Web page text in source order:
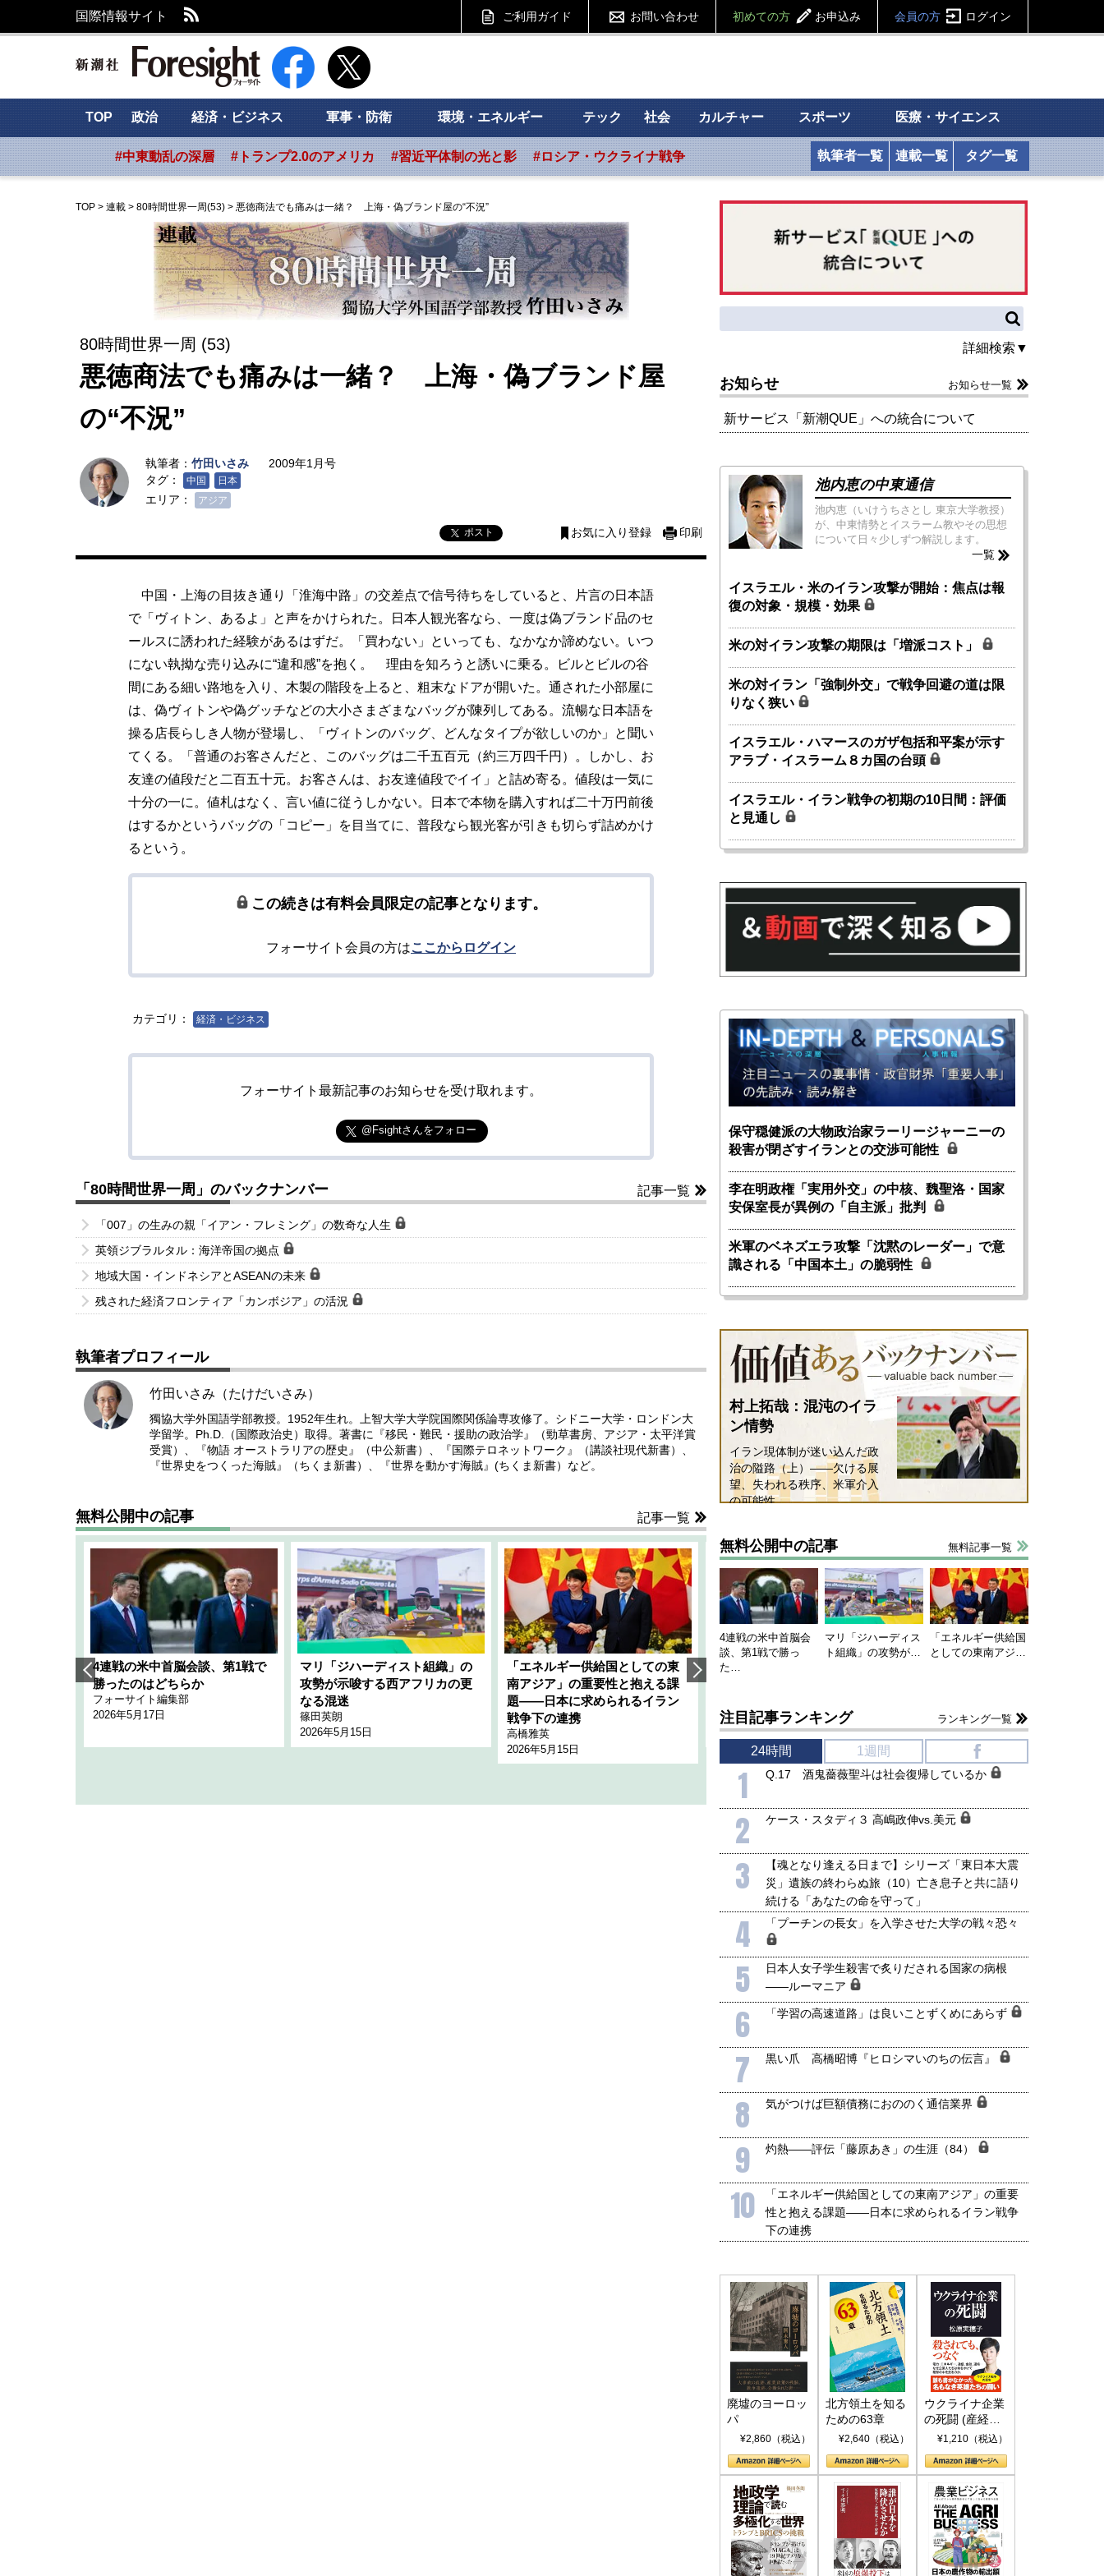
国際情報サイト ご利用ガイド お問い合わせ 初めての方 お申込み 会員の方 ログイン
新潮社 Foresight フォーサイト
TOP 政治 経済・ビジネス 軍事・防衛 環境・エネルギー テック 社会 カルチャー スポーツ 医療・サイエンス
#中東動乱の深層 #トランプ2.0のアメリカ #習近平体制の光と影 #ロシア・ウクライナ戦争 執筆者一覧 連載一覧 タグ一覧
TOP > 連載 > 80時間世界一周(53) > 悪徳商法でも痛みは一緒？ 上海・偽ブランド屋の“不況”
80時間世界一周 (53)
悪徳商法でも痛みは一緒？ 上海・偽ブランド屋
の“不況”
執筆者： 竹田いさみ
2009年1月号
タグ：
中国 日本
エリア： アジア
ポスト お気に入り登録 印刷
中国・上海の目抜き通り「淮海中路」の交差点で信号待ちをしていると、片言の日本語
で「ヴィトン、あるよ」と声をかけられた。日本人観光客なら、一度は偽ブランド品のセ
ールスに誘われた経験があるはずだ。「買わない」といっても、なかなか諦めない。いつ
にない執拗な売り込みに“違和感”を抱く。 理由を知ろうと誘いに乗る。ビルとビルの谷
間にある細い路地を入り、木製の階段を上ると、粗末なドアが開いた。通された小部屋に
は、偽ヴィトンや偽グッチなどの大小さまざまなバッグが陳列してある。流暢な日本語を
操る店長らしき人物が登場し、「ヴィトンのバッグ、どんなタイプが欲しいのか」と聞い
てくる。「普通のお客さんだと、このバッグは二千五百元（約三万四千円）。しかし、お
友達の値段だと二百五十元。お客さんは、お友達値段でイイ」と詰め寄る。値段は一気に
十分の一に。値札はなく、言い値に従うしかない。日本で本物を購入すれば二十万円前後
はするかというバッグの「コピー」を目当てに、普段なら観光客が引きも切らず詰めかけ
るという。
この続きは有料会員限定の記事となります。
フォーサイト会員の方はここからログイン
カテゴリ： 経済・ビジネス
フォーサイト最新記事のお知らせを受け取れます。
@Fsightさんをフォロー
「80時間世界一周」のバックナンバー 記事一覧
「007」の生みの親「イアン・フレミング」の数奇な人生
英領ジブラルタル：海洋帝国の拠点
地域大国・インドネシアとASEANの未来
残された経済フロンティア「カンボジア」の活況
執筆者プロフィール
竹田いさみ（たけだいさみ）
獨協大学外国語学部教授。1952年生れ。上智大学大学院国際関係論専攻修了。シドニー大学・ロンドン大
学留学。Ph.D.（国際政治史）取得。著書に『移民・難民・援助の政治学』（勁草書房、アジア・太平洋賞
受賞）、『物語 オーストラリアの歴史』（中公新書）、『国際テロネットワーク』（講談社現代新書）、
『世界史をつくった海賊』（ちくま新書）、『世界を動かす海賊』(ちくま新書）など。
無料公開中の記事 記事一覧
4連戦の米中首脳会談、第1戦で
勝ったのはどちらか
フォーサイト編集部
2026年5月17日
マリ「ジハーディスト組織」の
攻勢が示唆する西アフリカの更
なる混迷
篠田英朗
2026年5月15日
「エネルギー供給国としての東
南アジア」の重要性と抱える課
題――日本に求められるイラン
戦争下の連携
高橋雅英
2026年5月15日
韓国にも理解してほしい「極東
千々和泰明
2026年5月15日
小山堅
2026年5月14日
詳細検索▼
お知らせ お知らせ一覧
新サービス「新潮QUE」への統合について
池内恵の中東通信
池内恵（いけうちさとし 東京大学教授）
が、中東情勢とイスラーム教やその思想
について日々少しずつ解説します。
一覧
イスラエル・米のイラン攻撃が開始：焦点は報
復の対象・規模・効果
米の対イラン攻撃の期限は「増派コスト」
米の対イラン「強制外交」で戦争回避の道は限
りなく狭い
イスラエル・ハマースのガザ包括和平案が示す
アラブ・イスラーム８カ国の台頭
イスラエル・イラン戦争の初期の10日間：評価
と見通し
保守穏健派の大物政治家ラーリージャーニーの
殺害が閉ざすイランとの交渉可能性
李在明政権「実用外交」の中核、魏聖洛・国家
安保室長が異例の「自主派」批判
米軍のベネズエラ攻撃「沈黙のレーダー」で意
識される「中国本土」の脆弱性
村上拓哉：混沌のイラ
ン情勢
イラン現体制が迷い込んだ政
治の隘路（上）――欠ける展
望、失われる秩序、米軍介入
の可能性
無料公開中の記事 無料記事一覧
4連戦の米中首脳会
談、第1戦で勝っ
た…
マリ「ジハーディス
ト組織」の攻勢が…
「エネルギー供給国
としての東南アジ…
注目記事ランキング ランキング一覧
24時間 1週間
1 Q.17 酒鬼薔薇聖斗は社会復帰しているか
2 ケース・スタディ３ 高嶋政伸vs.美元
3
【魂となり逢える日まで】シリーズ「東日本大震
災」遺族の終わらぬ旅（10）亡き息子と共に語り
続ける「あなたの命を守って」
4 「プーチンの長女」を入学させた大学の戦々恐々
5
日本人女子学生殺害で炙りだされる国家の病根
――ルーマニア
6 「学習の高速道路」は良いことずくめにあらず
7 黒い爪 高橋昭博『ヒロシマいのちの伝言』
8 気がつけば巨額債務におののく通信業界
9 灼熱――評伝「藤原あき」の生涯（84）
10
「エネルギー供給国としての東南アジア」の重要
性と抱える課題――日本に求められるイラン戦争
下の連携
廃墟のヨーロッ
パ
¥2,860（税込）
北方領土を知る
ための63章
¥2,640（税込）
ウクライナ企業
の死闘 (産経セ
レクト S 039)
¥1,210（税込）